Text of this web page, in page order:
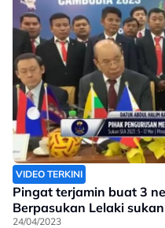
VIDEO TERKINI
Pingat terjamin buat 3
Berpasukan Lelaki
24/04/2023